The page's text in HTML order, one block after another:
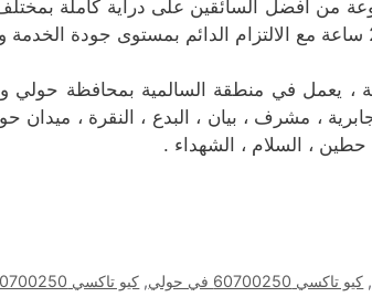
من أفضل السائقين على دراية كاملة
، مشرف ، بيان ، البدع ، النقرة ، ميدان
حطين ، السلام ، الشهداء .
, كيو تاكسي 60700250 في حولي , كيو تاكسي 60700250 في محافظة حولي